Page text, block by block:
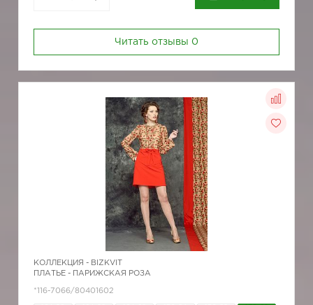
Читать отзывы 0
КОЛЛЕКЦИЯ - BIZKVIT
ПЛАТЬЕ - ПАРИЖСКАЯ РОЗА
*116-7066/80401602